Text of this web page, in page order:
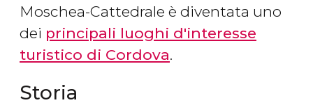
Moschea-Cattedrale è diventata uno
dei principali luoghi d'interesse
turistico di Cordova.
Storia